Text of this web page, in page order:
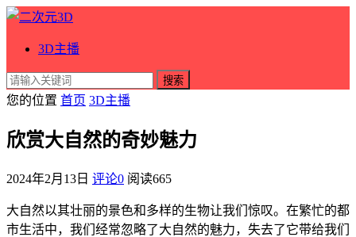
3D主播
搜索
您的位置 首页 3D主播
欣赏大自然的奇妙魅力
2024年2月13日 评论0 阅读665
大自然以其壮丽的景色和多样的生物让我们惊叹。在繁忙的都
市生活中，我们经常忽略了大自然的魅力，失去了它带给我们